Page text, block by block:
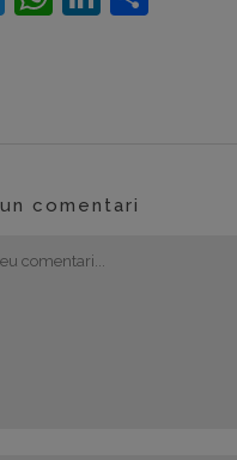
comentari